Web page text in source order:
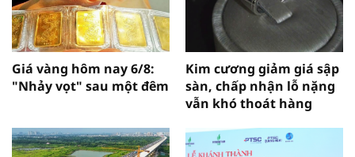
Giá vàng hôm nay 6/8:
"Nhảy vọt" sau một đêm
Kim cương giảm giá sập
sàn, chấp nhận lỗ nặng
vẫn khó thoát hàng